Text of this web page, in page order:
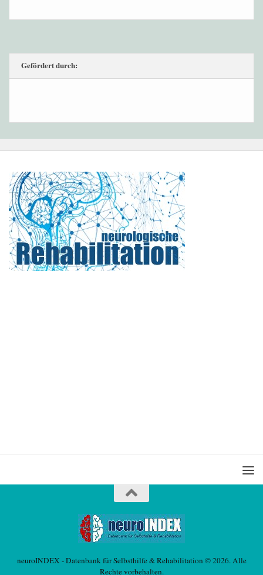
Gefördert durch:
neuroINDEX - Datenbank für Selbsthilfe & Rehabilitation © 2026. Alle
Rechte vorbehalten.